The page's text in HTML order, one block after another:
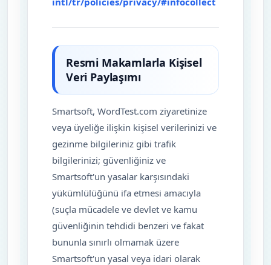
Resmi Makamlarla Kişisel
Veri Paylaşımı
Smartsoft, WordTest.com ziyaretinize
veya üyeliğe ilişkin kişisel verilerinizi ve
gezinme bilgileriniz gibi trafik
bilgilerinizi; güvenliğiniz ve
Smartsoft'un yasalar karşısındaki
yükümlülüğünü ifa etmesi amacıyla
(suçla mücadele ve devlet ve kamu
güvenliğinin tehdidi benzeri ve fakat
bununla sınırlı olmamak üzere
Smartsoft'un yasal veya idari olarak